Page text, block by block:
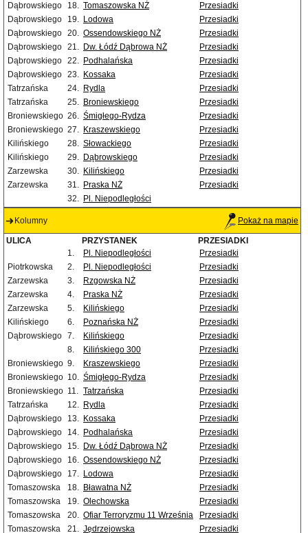
Dąbrowskiego
18. Tomaszowska NŻ
Przesiadki
Dąbrowskiego
19. Lodowa
Przesiadki
Dąbrowskiego 20. Ossendowskiego NŻ
Przesiadki
Dąbrowskiego 21. Dw. Łódź Dąbrowa NŻ
Przesiadki
Dąbrowskiego 22. Podhalańska
Przesiadki
Dąbrowskiego 23. Kossaka
Przesiadki
Tatrzańska
24. Rydla
Przesiadki
Tatrzańska
25. Broniewskiego
Przesiadki
Broniewskiego 26. Śmigłego-Rydza
Przesiadki
Broniewskiego 27. Kraszewskiego
Przesiadki
Kilińskiego
28. Słowackiego
Przesiadki
Kilińskiego
29. Dąbrowskiego
Przesiadki
Zarzewska
30. Kilińskiego
Przesiadki
Zarzewska
31. Praska NŻ
Przesiadki
32. Pl. Niepodległości
Kolumny Pokaż na mapie
ULICA PRZYSTANEK
PRZESIADKI
1.
Pl. Niepodległości
Przesiadki
Piotrkowska
2. Pl. Niepodległości
Przesiadki
Zarzewska
3. Rzgowska NŻ
Przesiadki
Zarzewska
4. Praska NŻ
Przesiadki
Zarzewska
5. Kilińskiego
Przesiadki
Kilińskiego
6. Poznańska NŻ
Przesiadki
Dąbrowskiego 7. Kilińskiego
Przesiadki
8.
Kilińskiego 300
Przesiadki
Broniewskiego 9. Kraszewskiego
Przesiadki
Broniewskiego 10. Śmigłego-Rydza
Przesiadki
Broniewskiego 11. Tatrzańska
Przesiadki
Tatrzańska
12. Rydla
Przesiadki
Dąbrowskiego
13. Kossaka
Przesiadki
Dąbrowskiego
14. Podhalańska
Przesiadki
Dąbrowskiego
15. Dw. Łódź Dąbrowa NŻ
Przesiadki
Dąbrowskiego
16. Ossendowskiego NŻ
Przesiadki
Dąbrowskiego
17. Lodowa
Przesiadki
Tomaszowska
18. Bławatna NŻ
Przesiadki
Tomaszowska
19. Olechowska
Przesiadki
Tomaszowska
20. Ofiar Terroryzmu 11 Września
Przesiadki
Tomaszowska
21. Jędrzejowska Przesiadki